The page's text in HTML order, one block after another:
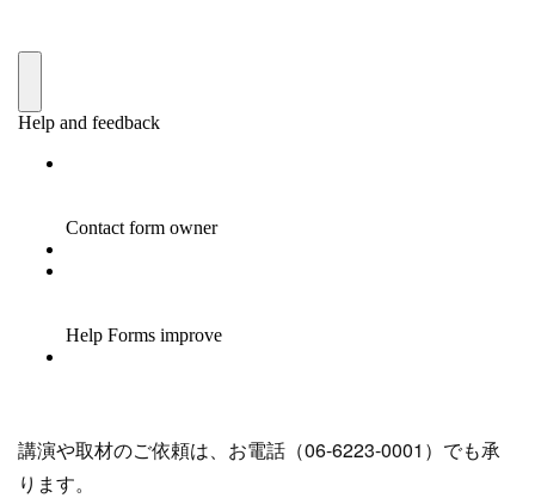
講演や取材のご依頼は、お電話（06-6223-0001）でも承
ります。